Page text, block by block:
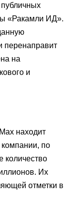
«Ракамли ИД».
перенаправит
на
и
находит
по
количество
Их
отметки в